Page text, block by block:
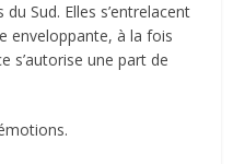
Sud. Elles s’entrelacent
enveloppante, à la fois
s’autorise une part de